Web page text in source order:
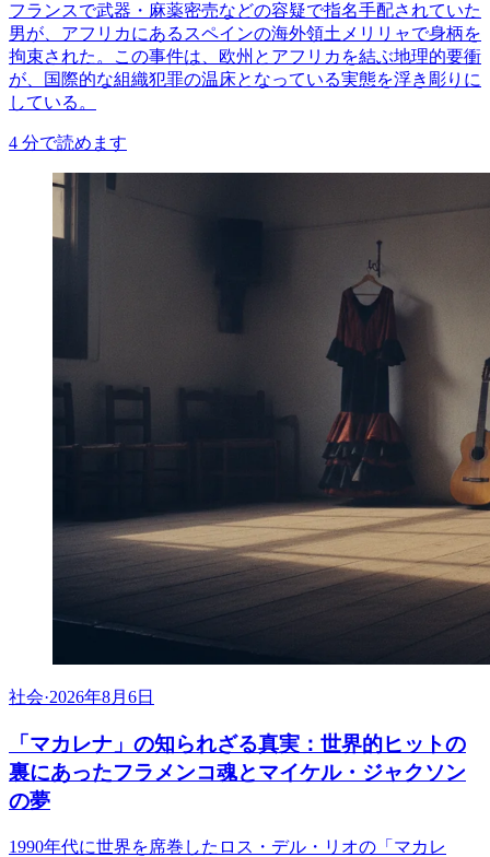
フランスで武器・麻薬密売などの容疑で指名手配されていた
男が、アフリカにあるスペインの海外領土メリリャで身柄を
拘束された。この事件は、欧州とアフリカを結ぶ地理的要衝
が、国際的な組織犯罪の温床となっている実態を浮き彫りに
している。
4 分で読めます
社会·2026年8月6日
「マカレナ」の知られざる真実：世界的ヒットの
裏にあったフラメンコ魂とマイケル・ジャクソン
の夢
1990年代に世界を席巻したロス・デル・リオの「マカレ